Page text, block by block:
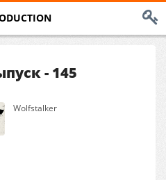
- 145
Wolfstalker